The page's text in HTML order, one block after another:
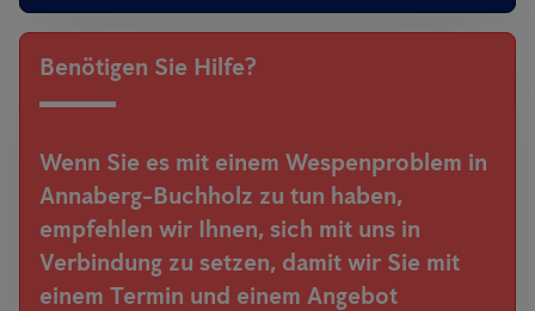
Benötigen Sie Hilfe?
Wenn Sie es mit einem Wespenproblem in
Annaberg-Buchholz zu tun haben,
empfehlen wir Ihnen, sich mit uns in
Verbindung zu setzen, damit wir Sie mit
einem Termin und einem Angebot